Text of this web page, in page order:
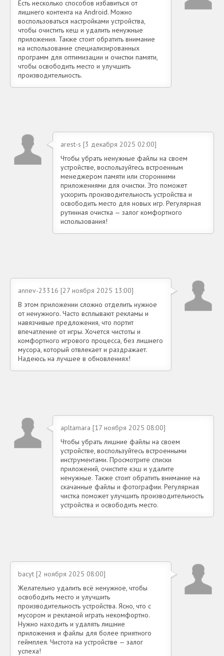
Есть несколько способов избавиться от
лишнего контента на Android. Можно
воспользоваться настройками устройства,
чтобы очистить кеш и удалить ненужные
приложения. Также стоит обратить внимание
на использование специализированных
программ для оптимизации и очистки памяти,
чтобы освободить место и улучшить
производительность.
arest-s [3 декабря 2025 02:00]
Чтобы убрать ненужные файлы на своем
устройстве, воспользуйтесь встроенным
менеджером памяти или сторонними
приложениями для очистки. Это поможет
ускорить производительность устройства и
освободить место для новых игр. Регулярная
рутинная очистка — залог комфортного
использования!
annev-23316 [27 ноября 2025 13:00]
В этом приложении сложно отделить нужное
от ненужного. Часто всплывают рекламы и
навязчивые предложения, что портит
впечатление от игры. Хочется чистоты и
комфортного игрового процесса, без лишнего
мусора, который отвлекает и раздражает.
Надеюсь на лучшее в обновлениях!
apltamara [17 ноября 2025 08:00]
Чтобы убрать лишние файлы на своем
устройстве, воспользуйтесь встроенными
инструментами. Просмотрите списки
приложений, очистите кэш и удалите
ненужные. Также стоит обратить внимание на
скачанные файлы и фотографии. Регулярная
чистка поможет улучшить производительность
устройства и освободить место.
bacyt [2 ноября 2025 08:00]
Желательно удалить всё ненужное, чтобы
освободить место и улучшить
производительность устройства. Ясно, что с
мусором и рекламой играть некомфортно.
Нужно находить и удалять лишние
приложения и файлы для более приятного
геймплея. Чистота на устройстве — залог
успеха!